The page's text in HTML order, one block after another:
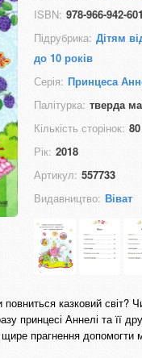
ISBN: 978-966-942-
Підрубрика: Дітям
до 10 років
Серія: Принцеса
Палітурка: тверда
Кількість сторінок: 80
Рік: 2018
Артикул: 557733
Видавництво: Віват
казковий
принцесі Аннелі та її
щире прагнення